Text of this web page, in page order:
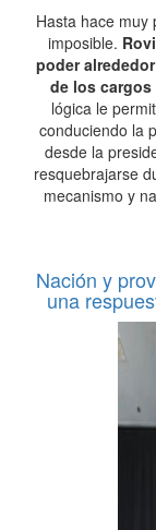
Hasta hace muy
imposible.
poder
de los
lógica le
conduciendo la
desde la
resquebrajarse
mecanismo y
Nación y
una